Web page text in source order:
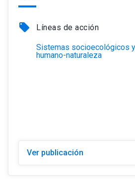
local_offer Líneas de acción
Sistemas socioecológicos
humano-naturaleza
Ver publicación